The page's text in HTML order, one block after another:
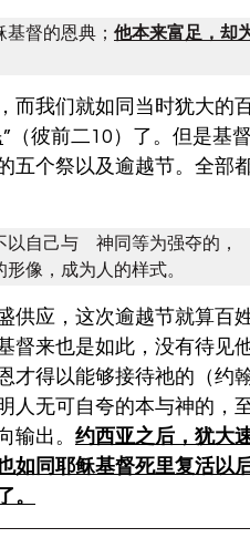
督的恩典； 他本来富足，却
而我们就如同当时犹大的
”（彼前二10）了。但是基
五个祭以及逾越节。全部
自己与　神同等为强夺的，
像，成为人的样式。
供应，这次逾越节就算百
督来也是如此，没有待见
才得以能够接待祂的（约
人无可自夸的本与神的，
输出。 约西亚之后，犹大
如同耶稣基督死里复活以
。